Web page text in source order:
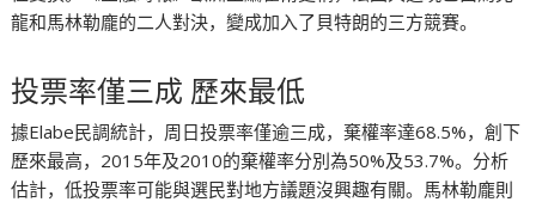
龍和馬林勒龐的二人對決，變成加入了貝特朗的三方競賽。
投票率僅三成 歷來最低
據Elabe民調統計，周日投票率僅逾三成，棄權率達68.5%，創下
歷來最高，2015年及2010的棄權率分別為50%及53.7%。分析
估計，低投票率可能與選民對地方議題沒興趣有關。馬林勒龐則